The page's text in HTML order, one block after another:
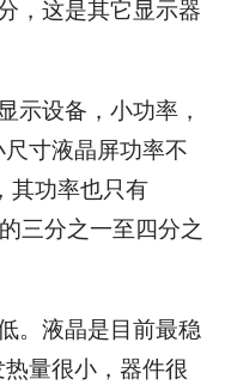
，这是其它显示器
示设备，小功率，
寸液晶屏功率不
其功率也只有
三分之一至四分之
。液晶是目前最稳
量很小，器件很